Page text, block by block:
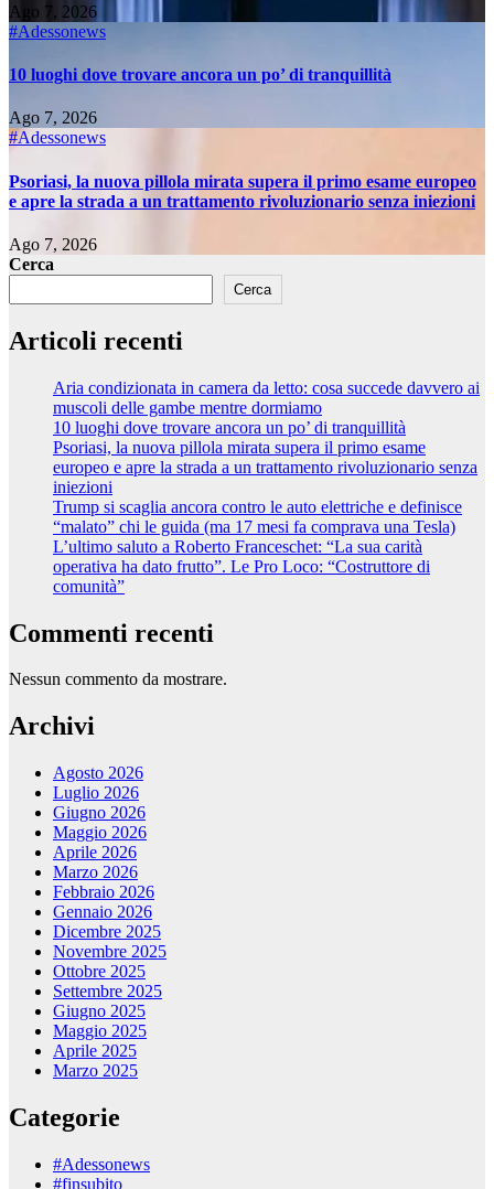
Ago 7, 2026
#Adessonews
10 luoghi dove trovare ancora un po’ di tranquillità
Ago 7, 2026
#Adessonews
Psoriasi, la nuova pillola mirata supera il primo esame europeo
e apre la strada a un trattamento rivoluzionario senza iniezioni
Ago 7, 2026
Cerca
Cerca
Articoli recenti
Aria condizionata in camera da letto: cosa succede davvero ai
muscoli delle gambe mentre dormiamo
10 luoghi dove trovare ancora un po’ di tranquillità
Psoriasi, la nuova pillola mirata supera il primo esame
europeo e apre la strada a un trattamento rivoluzionario senza
iniezioni
Trump si scaglia ancora contro le auto elettriche e definisce
“malato” chi le guida (ma 17 mesi fa comprava una Tesla)
L’ultimo saluto a Roberto Franceschet: “La sua carità
operativa ha dato frutto”. Le Pro Loco: “Costruttore di
comunità”
Commenti recenti
Nessun commento da mostrare.
Archivi
Agosto 2026
Luglio 2026
Giugno 2026
Maggio 2026
Aprile 2026
Marzo 2026
Febbraio 2026
Gennaio 2026
Dicembre 2025
Novembre 2025
Ottobre 2025
Settembre 2025
Giugno 2025
Maggio 2025
Aprile 2025
Marzo 2025
Categorie
#Adessonews
#finsubito